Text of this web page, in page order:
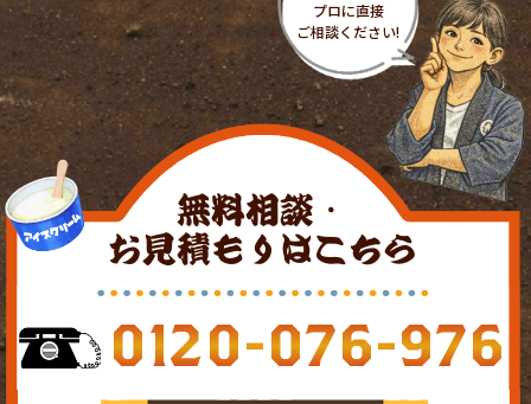
無料相談・
お見積もりはこちら
0120-076-976